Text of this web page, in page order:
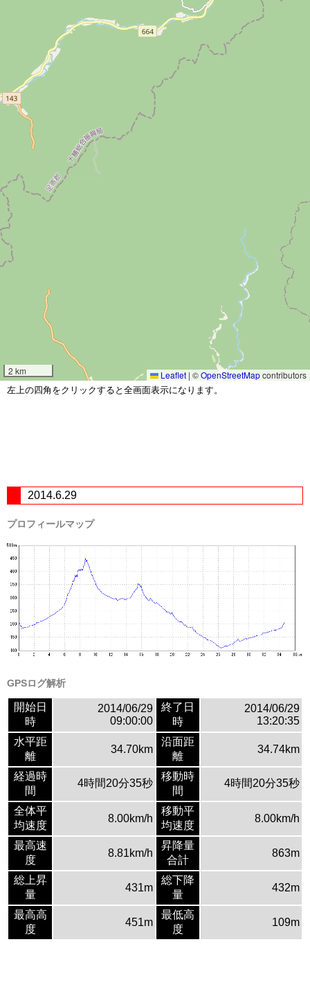
2 km Leaflet | ©OpenStreetMapcontributors
左上の四角をクリックすると全画面表示になります。
2014.6.29
プロフィールマップ
GPSログ解析
開始日
時
2014/06/29
09:00:00
終了日
時
2014/06/29
13:20:35
水平距
離
34.70km
沿面距
離
34.74km
経過時
間
4時間20分35秒
移動時
間
4時間20分35秒
全体平
均速度
8.00km/h
移動平
均速度
8.00km/h
最高速
度
8.81km/h
昇降量
合計
863m
総上昇
量
431m
総下降
量
432m
最高高
度
451m
最低高
度
109m